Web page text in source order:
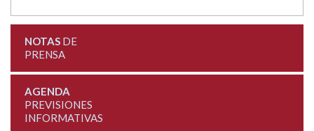
NOTASDE
PRENSA
AGENDA
PREVISIONES
INFORMATIVAS